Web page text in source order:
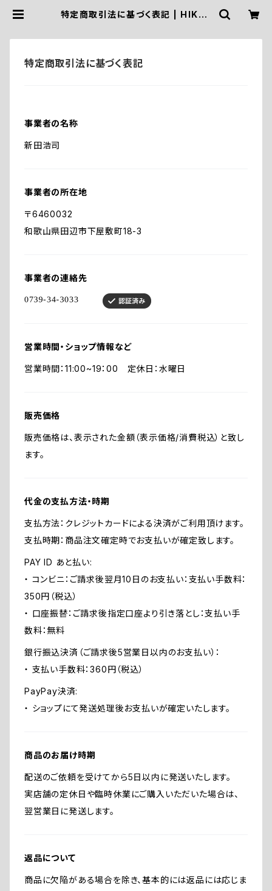
特定商取引法に基づく表記 | HIKE&
特定商取引法に基づく表記
事業者の名称
新田浩司
事業者の所在地
〒6460032
和歌山県田辺市下屋敷町18-3
事業者の連絡先
営業時間・ショップ情報など
営業時間：11:00~19：00 定休日：水曜日
販売価格
販売価格は、表示された金額（表示価格/消費税込）と致し
ます。
代金の支払方法・時期
支払方法：クレジットカードによる決済がご利用頂けます。
支払時期：商品注文確定時でお支払いが確定致します。
PAY ID あと払い:
・ コンビニ：ご請求後翌月10日のお支払い：支払い手数料：
350円（税込）
・ 口座振替：ご請求後指定口座より引き落とし：支払い手
数料：無料
銀行振込決済（ご請求後5営業日以内のお支払い）：
・ 支払い手数料：360円（税込）
PayPay決済:
・ ショップにて発送処理後お支払いが確定いたします。
商品のお届け時期
配送のご依頼を受けてから5日以内に発送いたします。
実店舗の定休日や臨時休業にご購入いただいた場合は、
翌営業日に発送します。
返品について
商品に欠陥がある場合を除き、基本的には返品には応じま